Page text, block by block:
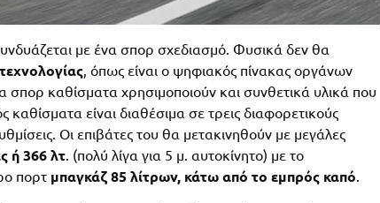
με ένα σπορ σχεδιασμό. Φυσικά δεν θα
, όπως είναι ο ψηφιακός πίνακας οργάνων
σπορ καθίσματα χρησιμοποιούν και συνθετικά υλικά που
είναι διαθέσιμα σε τρεις διαφορετικούς
Οι επιβάτες του θα μετακινηθούν με μεγάλες
ή 366 λτ. (πολύ λίγα για 5 μ. αυτοκίνητο) με το
πορτ μπαγκάζ 85 λίτρων, κάτω από το εμπρός καπό.